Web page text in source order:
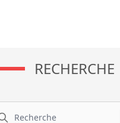
RECHERCHE